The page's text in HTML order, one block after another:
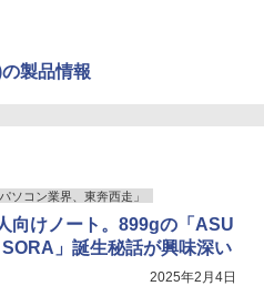
製品情報
ソコン業界、東奔西走」
向けノート。899gの「ASU
」誕生秘話が興味深い
2025年2月4日